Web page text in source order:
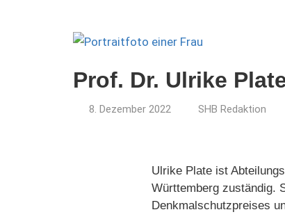
Prof. Dr. Ulrike
8. Dezember 2022 SHB Redaktion
Ulrike Plate ist
Württemberg zuständig.
Denkmalschutzpreises